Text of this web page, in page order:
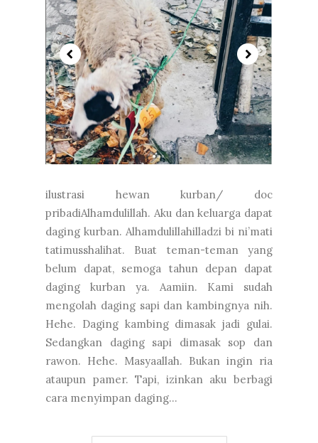
ilustrasi hewan kurban/ doc
pribadiAlhamdulillah. Aku dan keluarga dapat
daging kurban. Alhamdulillahilladzi bi ni’mati
tatimusshalihat. Buat teman-teman yang
belum dapat, semoga tahun depan dapat
daging kurban ya. Aamiin. Kami sudah
mengolah daging sapi dan kambingnya nih.
Hehe. Daging kambing dimasak jadi gulai.
Sedangkan daging sapi dimasak sop dan
rawon. Hehe. Masyaallah. Bukan ingin ria
ataupun pamer. Tapi, izinkan aku berbagi
cara menyimpan daging...